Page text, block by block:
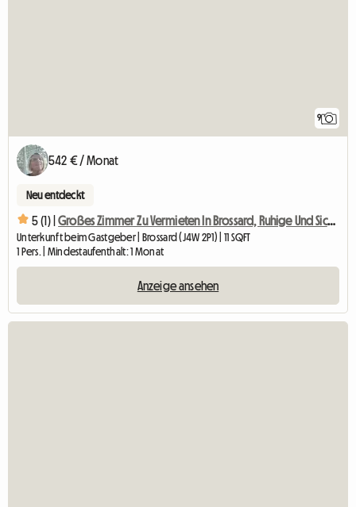
9
542 € / Monat
Neu entdeckt
5 (1) | Großes Zimmer Zu Vermieten In Brossard, Ruhige Und Sichere Gegend (Kopie)
Unterkunft beim Gastgeber | Brossard (J4W 2P1) | 11 SQFT
1 Pers. | Mindestaufenthalt: 1 Monat
Anzeige ansehen